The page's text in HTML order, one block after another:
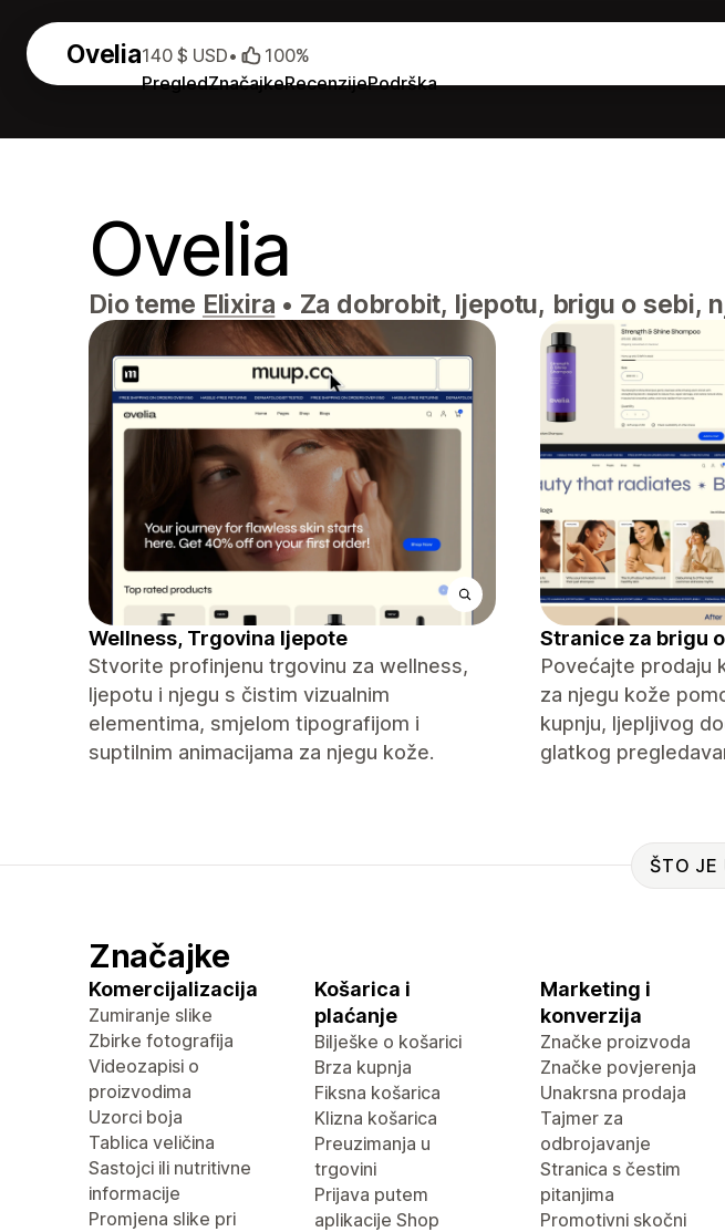
Ovelia
PregledZnačajkeRecenzijePodrška
140 $ USD• 100%
Ovelia
Dio teme Elixira • Za dobrobit, ljepotu, brigu o sebi,
Wellness, Trgovina ljepote
Stvorite profinjenu trgovinu za wellness,
ljepotu i njegu s čistim vizualnim
elementima, smjelom tipografijom i
suptilnim animacijama za njegu kože.
Stranice za brigu
Povećajte prodaju
za njegu kože
kupnju, ljepljivog
glatkog
ŠTO JE
Značajke
Komercijalizacija
Zumiranje slike
Zbirke fotografija
Videozapisi o
proizvodima
Uzorci boja
Tablica veličina
Sastojci ili nutritivne
informacije
Promjena slike pri
Košarica i
plaćanje
Bilješke o košarici
Brza kupnja
Fiksna košarica
Klizna košarica
Preuzimanja u
trgovini
Prijava putem
aplikacije Shop
Marketing i
konverzija
Značke proizvoda
Značke povjerenja
Unakrsna prodaja
Tajmer za
odbrojavanje
Stranica s čestim
pitanjima
Promotivni skočni